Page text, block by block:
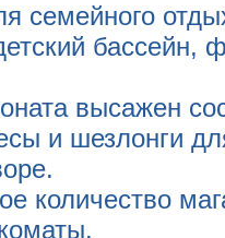
семейного
бассейн,
высажен
и шезлонги
количество